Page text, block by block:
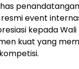
event
kepada
kuat yang